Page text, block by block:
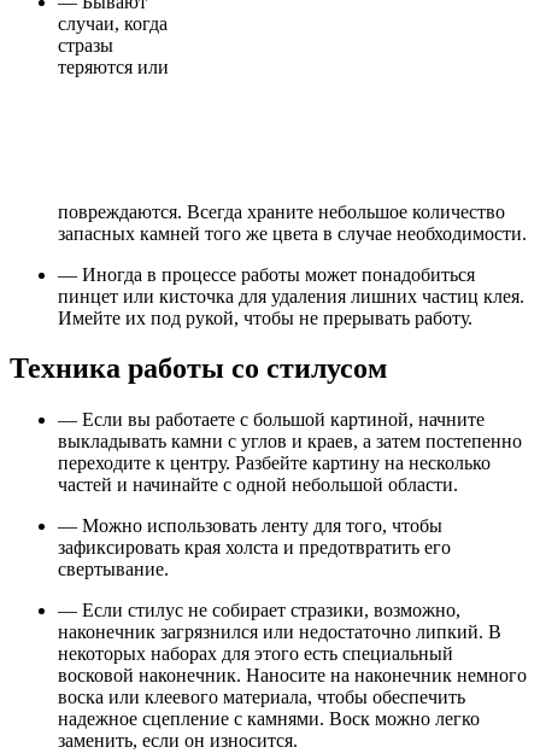
случаи, когда
стразы
теряются или
повреждаются. Всегда храните небольшое количество
запасных камней того же цвета в случае необходимости.
— Иногда в процессе работы может понадобиться
пинцет или кисточка для удаления лишних частиц клея.
Имейте их под рукой, чтобы не прерывать работу.
Техника работы со стилусом
— Если вы работаете с большой картиной, начните
выкладывать камни с углов и краев, а затем постепенно
переходите к центру. Разбейте картину на несколько
частей и начинайте с одной небольшой области.
— Можно использовать ленту для того, чтобы
зафиксировать края холста и предотвратить его
свертывание.
— Если стилус не собирает стразики, возможно,
наконечник загрязнился или недостаточно липкий. В
некоторых наборах для этого есть специальный
восковой наконечник. Наносите на наконечник немного
воска или клеевого материала, чтобы обеспечить
надежное сцепление с камнями. Воск можно легко
заменить, если он износится.